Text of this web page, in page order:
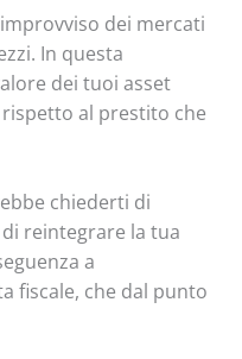
dei mercati
In questa
dei tuoi asset
al prestito che
chiederti di
reintegrare la tua
a
fiscale, che dal punto